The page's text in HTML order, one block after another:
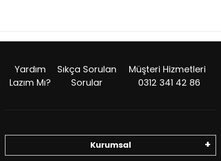
Yardım
Lazım Mı?
Sıkça Sorulan
Sorular
Müşteri Hizmetleri
0312 341 42 86
Kurumsal